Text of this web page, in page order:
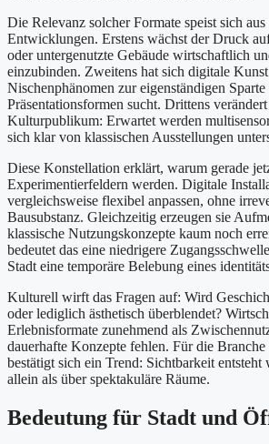
Die Relevanz solcher Formate speist sich aus
Entwicklungen. Erstens wächst der Druck
oder untergenutzte Gebäude wirtschaftlich
einzubinden. Zweitens hat sich digitale
Nischenphänomen zur eigenständigen
Präsentationsformen sucht. Drittens
Kulturpublikum: Erwartet werden
sich klar von klassischen Ausstellungen
Diese Konstellation erklärt, warum gerade
Experimentierfeldern werden. Digitale
vergleichsweise flexibel anpassen, ohne
Bausubstanz. Gleichzeitig erzeugen sie
klassische Nutzungskonzepte kaum noch
bedeutet das eine niedrigere
Stadt eine temporäre Belebung eines
Kulturell wirft das Fragen auf: Wird
oder lediglich ästhetisch überblendet?
Erlebnisformate zunehmend als
dauerhafte Konzepte fehlen. Für die
bestätigt sich ein Trend: Sichtbarkeit entsteht
allein als über spektakuläre Räume.
Bedeutung für Stadt und